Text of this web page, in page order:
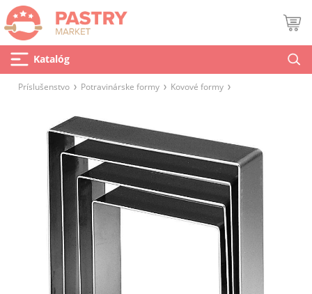
Katalóg
Príslušenstvo Potravinárske formy Kovové formy